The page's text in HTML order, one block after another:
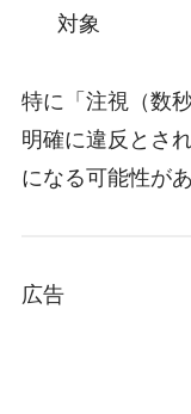
対象
特に「注視（数
明確に違反とさ
になる可能性が
広告